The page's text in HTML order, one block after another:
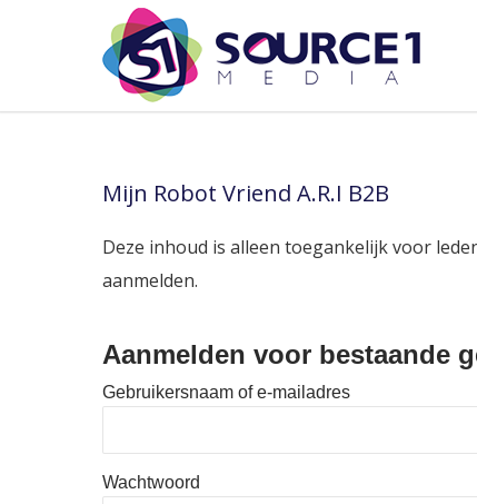
Mijn Robot Vriend A.R.I B2B
Deze inhoud is alleen toegankelijk voor
aanmelden.
Aanmelden voor bestaande
Gebruikersnaam of e-mailadres
Wachtwoord